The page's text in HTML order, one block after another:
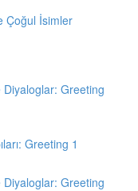
Çoğul İsimler
Greeting
Greeting 1
Greeting